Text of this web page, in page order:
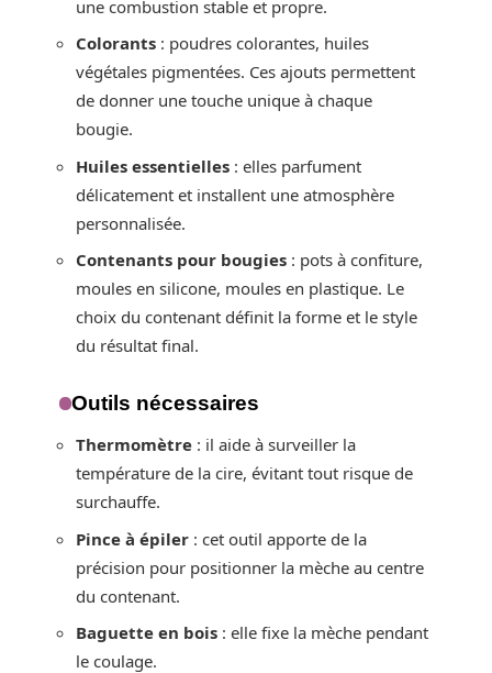
une combustion stable et propre.
Colorants : poudres colorantes, huiles
végétales pigmentées. Ces ajouts permettent
de donner une touche unique à chaque
bougie.
Huiles essentielles : elles parfument
délicatement et installent une atmosphère
personnalisée.
Contenants pour bougies : pots à confiture,
moules en silicone, moules en plastique. Le
choix du contenant définit la forme et le style
du résultat final.
Outils nécessaires
Thermomètre : il aide à surveiller la
température de la cire, évitant tout risque de
surchauffe.
Pince à épiler : cet outil apporte de la
précision pour positionner la mèche au centre
du contenant.
Baguette en bois : elle fixe la mèche pendant
le coulage.